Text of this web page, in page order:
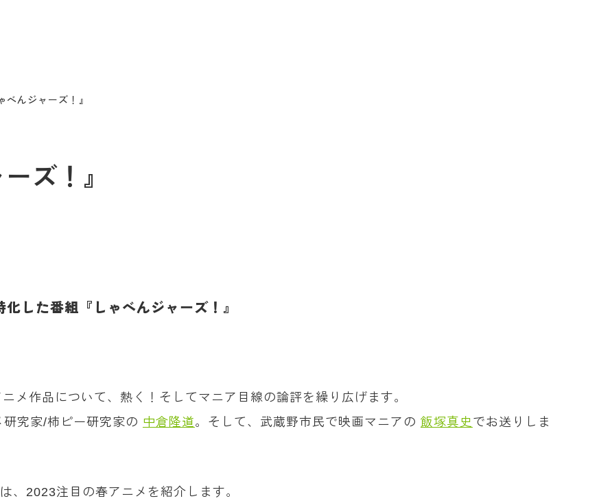
んジャーズ！』
ズ！』
した番組『しゃべんジャーズ！』
メ作品について、熱く！そしてマニア目線の論評を繰り広げます。
究家/柿ピー研究家の 中倉隆道。そして、武蔵野市民で映画マニアの 飯塚真史でお送りしま
、2023注目の春アニメを紹介します。